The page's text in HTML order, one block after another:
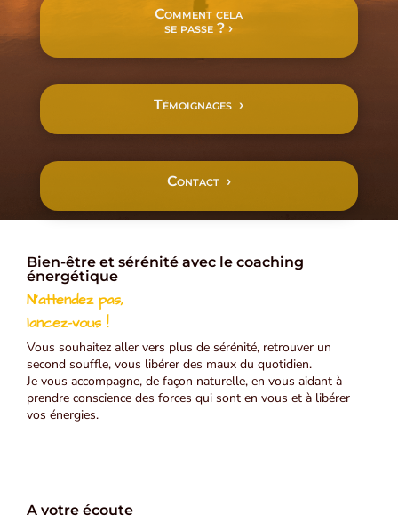
Comment cela
se passe ? ›
Témoignages ›
Contact ›
Bien-être et sérénité avec le coaching
énergétique
N’attendez pas,
lancez-vous !
Vous souhaitez aller vers plus de sérénité, retrouver un
second souffle, vous libérer des maux du quotidien.
Je vous accompagne, de façon naturelle, en vous aidant à
prendre conscience des forces qui sont en vous et à libérer
vos énergies.
A votre écoute